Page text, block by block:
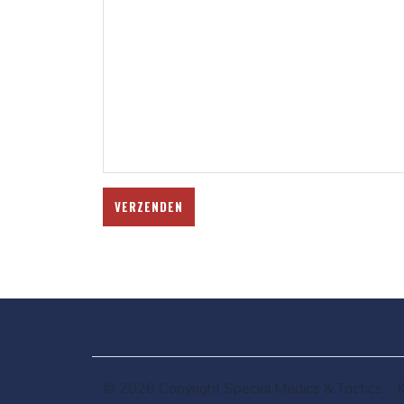
VERZENDEN
© 2026 Copyright Special Medics & Tactics